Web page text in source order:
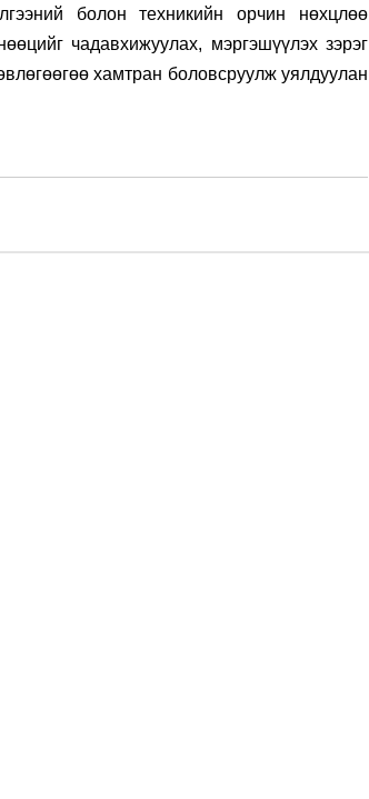
болон техникийн орчин нөхцлөө
чадавхижуулах, мэргэшүүлэх зэрэг
хамтран боловсруулж уялдуулан